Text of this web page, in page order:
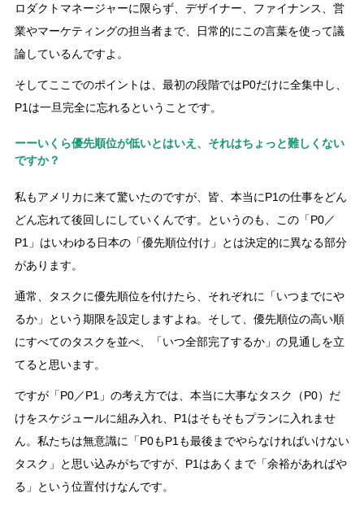
ロダクトマネージャーに限らず、デザイナー、ファイナンス、営
業やマーケティングの担当者まで、日常的にこの言葉を使って議
論しているんですよ。
そしてここでのポイントは、最初の段階ではP0だけに全集中し、
P1は一旦完全に忘れるということです。
ーーいくら優先順位が低いとはいえ、それはちょっと難しくない
ですか？
私もアメリカに来て驚いたのですが、皆、本当にP1の仕事をどん
どん忘れて後回しにしていくんです。というのも、この「P0／
P1」はいわゆる日本の「優先順位付け」とは決定的に異なる部分
があります。
通常、タスクに優先順位を付けたら、それぞれに「いつまでにや
るか」という期限を設定しますよね。そして、優先順位の高い順
にすべてのタスクを並べ、「いつ全部完了するか」の見通しを立
てると思います。
ですが「P0／P1」の考え方では、本当に大事なタスク（P0）だ
けをスケジュールに組み入れ、P1はそもそもプランに入れませ
ん。私たちは無意識に「P0もP1も最後までやらなければいけない
タスク」と思い込みがちですが、P1はあくまで「余裕があればや
る」という位置付けなんです。